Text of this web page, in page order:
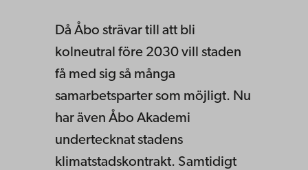
Då Åbo strävar till att bli
kolneutral före 2030 vill staden
få med sig så många
samarbetsparter som möjligt. Nu
har även Åbo Akademi
undertecknat stadens
klimatstadskontrakt. Samtidigt